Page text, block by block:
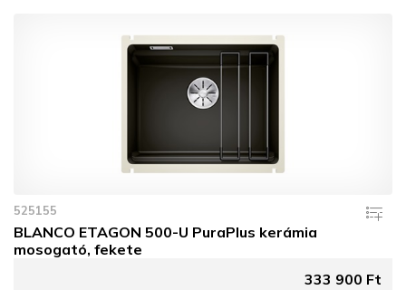
525155
BLANCO ETAGON 500-U PuraPlus kerámia
mosogató, fekete
333 900 Ft